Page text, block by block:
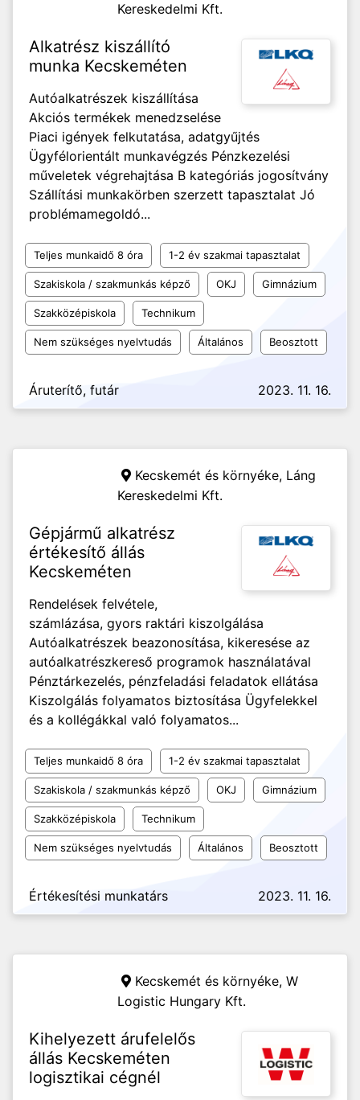
Kereskedelmi Kft.
Alkatrész kiszállító
munka Kecskeméten
Autóalkatrészek kiszállítása
Akciós termékek menedzselése
Piaci igények felkutatása, adatgyűjtés
Ügyfélorientált munkavégzés Pénzkezelési
műveletek végrehajtása B kategóriás jogosítvány
Szállítási munkakörben szerzett tapasztalat Jó
problémamegoldó...
Teljes munkaidő 8 óra 1-2 év szakmai tapasztalat
Szakiskola / szakmunkás képző OKJ Gimnázium
Szakközépiskola Technikum
Nem szükséges nyelvtudás Általános Beosztott
Áruterítő, futár 2023. 11. 16.
Kecskemét és környéke, Láng
Kereskedelmi Kft.
Gépjármű alkatrész
értékesítő állás
Kecskeméten
Rendelések felvétele,
számlázása, gyors raktári kiszolgálása
Autóalkatrészek beazonosítása, kikeresése az
autóalkatrészkereső programok használatával
Pénztárkezelés, pénzfeladási feladatok ellátása
Kiszolgálás folyamatos biztosítása Ügyfelekkel
és a kollégákkal való folyamatos...
Teljes munkaidő 8 óra 1-2 év szakmai tapasztalat
Szakiskola / szakmunkás képző OKJ Gimnázium
Szakközépiskola Technikum
Nem szükséges nyelvtudás Általános Beosztott
Értékesítési munkatárs 2023. 11. 16.
Kecskemét és környéke, W
Logistic Hungary Kft.
Kihelyezett árufelelős
állás Kecskeméten
logisztikai cégnél